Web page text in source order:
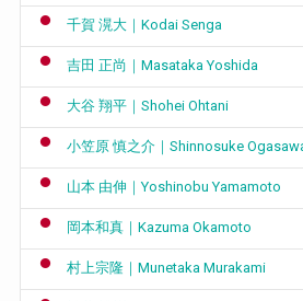
千賀 滉大｜Kodai Senga
吉田 正尚｜Masataka Yoshida
大谷 翔平｜Shohei Ohtani
小笠原 慎之介｜Shinnosuke
山本 由伸｜Yoshinobu Yamamoto
岡本和真｜Kazuma Okamoto
村上宗隆｜Munetaka Murakami